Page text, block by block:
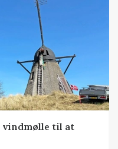
vindmølle til at